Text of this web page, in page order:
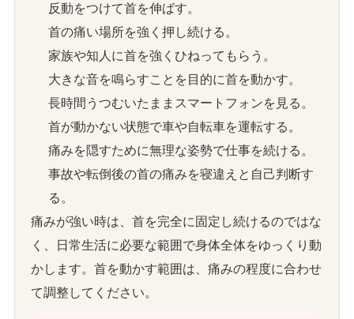
反動をつけて首を伸ばす。
首の痛い場所を強く押し続ける。
家族や知人に首を強くひねってもらう。
大きな音を鳴らすことを目的に首を動かす。
長時間うつむいたままスマートフォンを見る。
首が動かない状態で車や自転車を運転する。
痛みを隠すために無理な姿勢で仕事を続ける。
事故や転倒後の首の痛みを寝違えと自己判断す
る。
痛みが強い時は、首を完全に固定し続けるのではな
く、日常生活に必要な範囲で身体全体をゆっくり動
かします。首を動かす範囲は、痛みの程度に合わせ
て調整してください。